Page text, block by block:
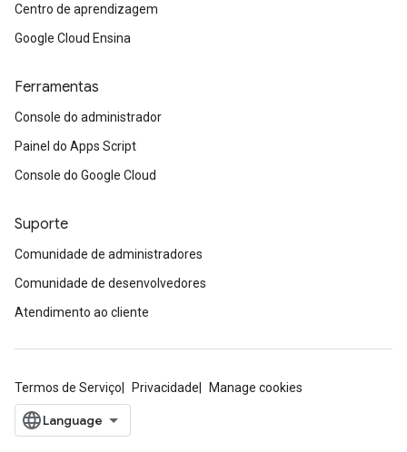
Centro de aprendizagem
Google Cloud Ensina
Ferramentas
Console do administrador
Painel do Apps Script
Console do Google Cloud
Suporte
Comunidade de administradores
Comunidade de desenvolvedores
Atendimento ao cliente
Termos de Serviço Privacidade Manage cookies